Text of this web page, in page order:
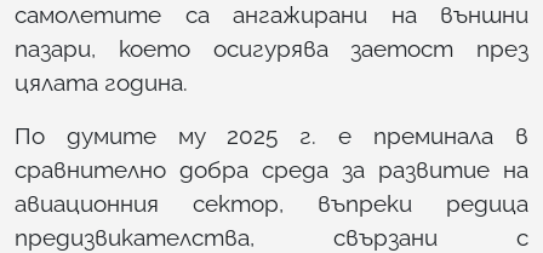
самолетите са ангажирани на външни
пазари, което осигурява заетост през
цялата година.
По думите му 2025 г. е преминала в
сравнително добра среда за развитие на
авиационния сектор, въпреки редица
предизвикателства, свързани с